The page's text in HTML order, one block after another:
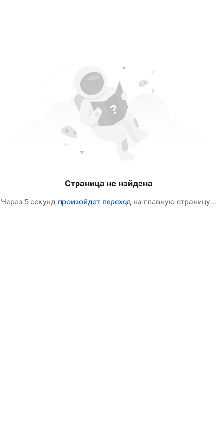
Страница не найдена
Через 5 секунд произойдет переход на главную страницу...